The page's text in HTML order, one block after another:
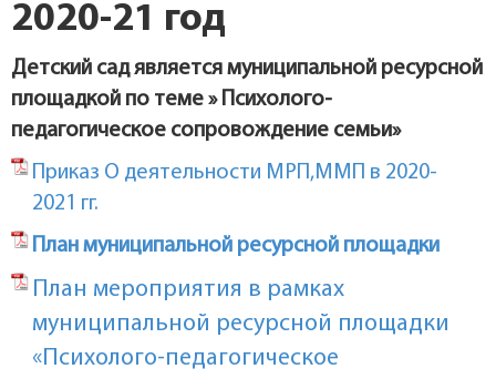
2020-21 год
Детский сад является муниципальной ресурсной
площадкой по теме » Психолого-
педагогическое сопровождение семьи»
Приказ О деятельности МРП,ММП в 2020-
2021 гг.
План муниципальной ресурсной площадки
План мероприятия в рамках
муниципальной ресурсной площадки
«Психолого-педагогическое